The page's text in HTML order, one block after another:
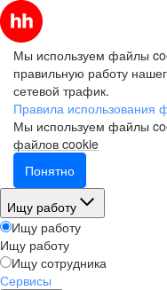
Мы используем файлы
правильную работу
сетевой трафик.
Правила использования
Мы используем файлы
файлов cookie
Понятно
Ищу работу
Ищу работу
Ищу работу
Ищу сотрудника
Сервисы